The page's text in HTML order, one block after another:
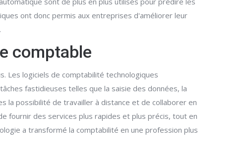
ont donc permis aux entreprises d'améliorer leur
comptable
Les logiciels de comptabilité technologiques
fastidieuses telles que la saisie des données, la
la possibilité de travailler à distance et de collaborer en
fournir des services plus rapides et plus précis, tout en
a transformé la comptabilité en une profession plus